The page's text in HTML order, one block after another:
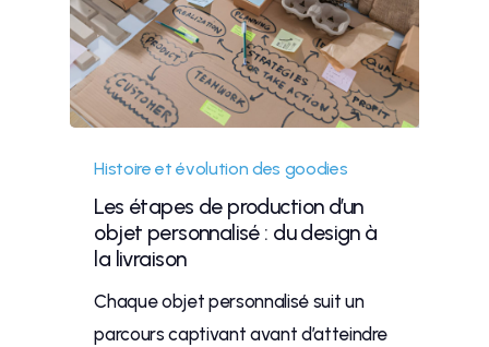
Histoire et évolution des goodies
Les étapes de production d’un
objet personnalisé : du design à
la livraison
Chaque objet personnalisé suit un
parcours captivant avant d’atteindre